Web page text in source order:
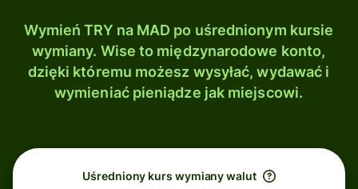
Wymień TRY na MAD po uśrednionym kursie
wymiany. Wise to międzynarodowe konto,
dzięki któremu możesz wysyłać, wydawać i
wymieniać pieniądze jak miejscowi.
Uśredniony kurs wymiany walut